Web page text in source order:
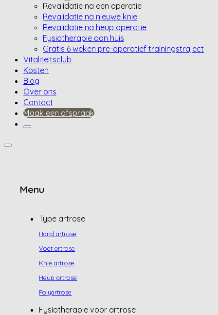
Revalidatie na een operatie
Revalidatie na nieuwe knie
Revalidatie na heup operatie
Fysiotherapie aan huis
Gratis 6 weken pre-operatief trainingstraject
Vitaliteitsclub
Kosten
Blog
Over ons
Contact
Maak een afspraak
Menu
Type artrose
Hand artrose
Voet artrose
Knie artrose
Heup artrose
Polyartrose
Fysiotherapie voor artrose